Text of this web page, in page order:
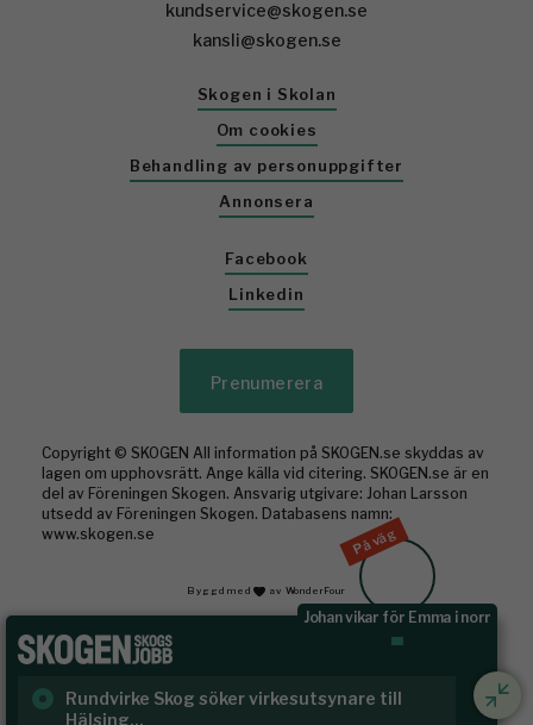
På väg
Johan vikar för Emma i norr
Rundvirke Skog söker virkesutsynare till
Hälsing...
kundservice@skogen.se
kansli@skogen.se
Skogen i Skolan
Om cookies
Behandling av personuppgifter
Annonsera
Facebook
Linkedin
Prenumerera
Copyright © SKOGEN All information på SKOGEN.se skyddas av
lagen om upphovsrätt. Ange källa vid citering. SKOGEN.se är en
del av Föreningen Skogen. Ansvarig utgivare: Johan Larsson
utsedd av Föreningen Skogen. Databasens namn:
www.skogen.se
Byggd med av WonderFour